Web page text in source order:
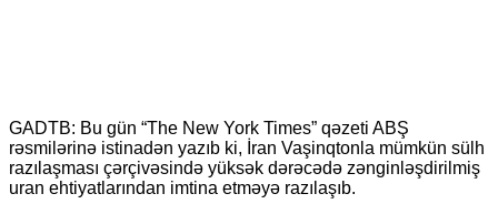
GADTB: Bu gün “The New York Times” qəzeti ABŞ
rəsmilərinə istinadən yazıb ki, İran Vaşinqtonla mümkün sülh
razılaşması çərçivəsində yüksək dərəcədə zənginləşdirilmiş
uran ehtiyatlarından imtina etməyə razılaşıb.